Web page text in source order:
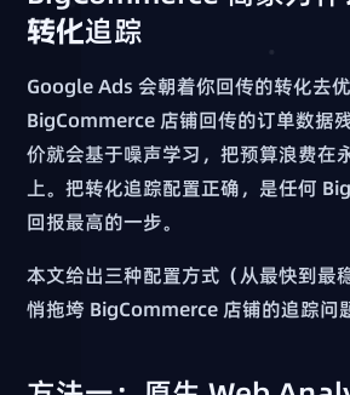
转化追踪
Google Ads 会朝着你回传的转化去
BigCommerce 店铺回传的订单数据
价就会基于噪声学习，把预算浪费在
上。把转化追踪配置正确，是任何
回报最高的一步。
本文给出三种配置方式（从最快到最
悄拖垮 BigCommerce 店铺的追踪问